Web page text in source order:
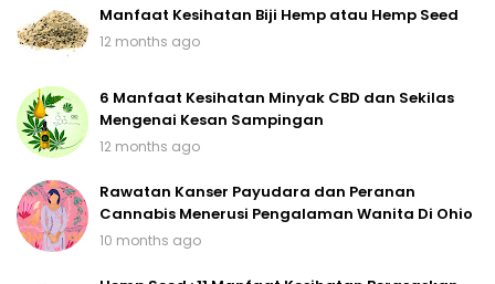
Manfaat Kesihatan Biji Hemp atau Hemp Seed
12 months ago
6 Manfaat Kesihatan Minyak CBD dan Sekilas
Mengenai Kesan Sampingan
12 months ago
Rawatan Kanser Payudara dan Peranan
Cannabis Menerusi Pengalaman Wanita Di Ohio
10 months ago